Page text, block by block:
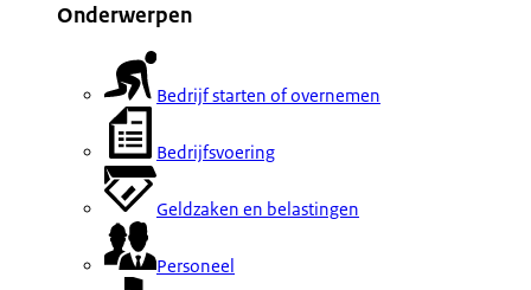
Onderwerpen
Bedrijf starten of overnemen
Bedrijfsvoering
Geldzaken en belastingen
Personeel